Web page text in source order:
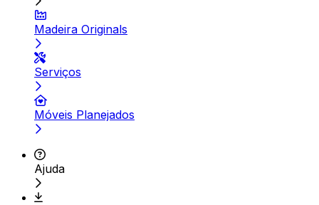
Madeira Originals
Serviços
Móveis Planejados
Ajuda